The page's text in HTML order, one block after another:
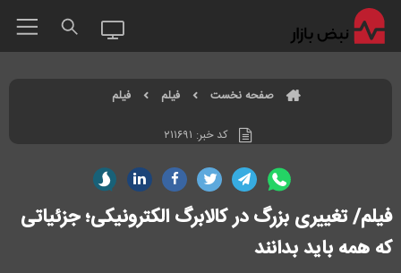
صفحه نخست فیلم فیلم
کد خبر: ۲۱۱۶۹۱
فیلم/ تغییری بزرگ در کالابرگ الکترونیکی؛ جزئیاتی
که همه باید بدانند